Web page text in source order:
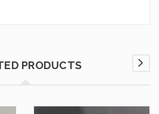
PRODUCTS